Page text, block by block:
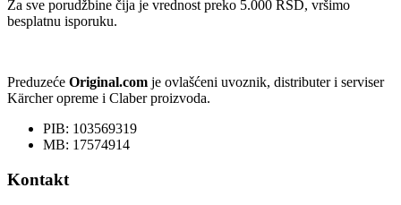
Za sve porudžbine čija je vrednost preko 5.000 RSD, vršimo
besplatnu isporuku.
Preduzeće Original.com je ovlašćeni uvoznik, distributer i serviser
Kärcher opreme i Claber proizvoda.
PIB: 103569319
MB: 17574914
Kontakt